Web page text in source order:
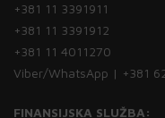
+381 11 3391911
+381 11 3391912
+381 11 4011270
Viber/WhatsApp | +381
FINANSIJSKA SLUŽBA: